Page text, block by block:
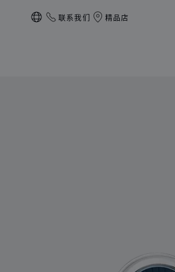
本地化（更改国家/地区）
联系我们 精品店